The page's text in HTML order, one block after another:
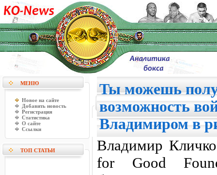
МЕНЮ
Новое на сайте
Добавить новость
Регистрация
Статистика
О сайте
Ссылки
ТОП СТАТЬИ
Ты можешь
возможность
Владимиром в
Владимир
for Good